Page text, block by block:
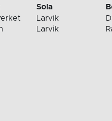
Sola
Larvik
Larvik